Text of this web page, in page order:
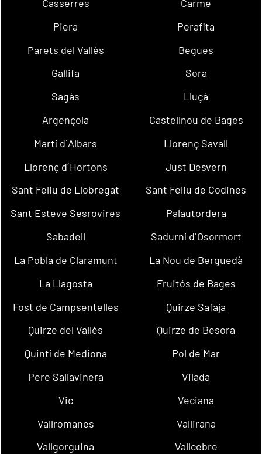
Casserres
Carme
Piera
Perafita
Parets del Vallès
Begues
Gallifa
Sora
Sagàs
Lluçà
Argençola
Castellnou de Bages
Martí d´Albars
Llorenç Savall
Llorenç d´Hortons
Just Desvern
Sant Feliu de Llobregat
Sant Feliu de Codines
Sant Esteve Sesrovires
Palautordera
Sabadell
Sadurní d´Osormort
La Pobla de Claramunt
La Nou de Berguedà
La Llagosta
Fruitós de Bages
Fost de Campsentelles
Quirze Safaja
Quirze del Vallès
Quirze de Besora
Quintí de Mediona
Pol de Mar
Pere Sallavinera
Vilada
Vic
Veciana
Vallromanes
Vallirana
Vallgorguina
Vallcebre